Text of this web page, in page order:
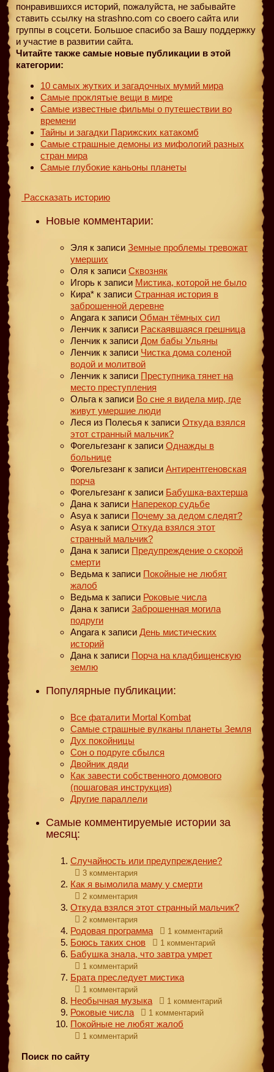
понравившихся историй, пожалуйста, не забывайте
ставить ссылку на strashno.com со своего сайта или
группы в соцсети. Большое спасибо за Вашу поддержку
и участие в развитии сайта.
Читайте также самые новые публикации в этой
категории:
10 самых жутких и загадочных мумий мира
Самые проклятые вещи в мире
Самые известные фильмы о путешествии во
времени
Тайны и загадки Парижских катакомб
Самые страшные демоны из мифологий разных
стран мира
Самые глубокие каньоны планеты
Рассказать историю
Новые комментарии:
Эля к записи Земные проблемы тревожат
умерших
Оля к записи Сквозняк
Игорь к записи Мистика, которой не было
Кира* к записи Странная история в
заброшенной деревне
Angara к записи Обман тёмных сил
Ленчик к записи Раскаявшаяся грешница
Ленчик к записи Дом бабы Ульяны
Ленчик к записи Чистка дома соленой
водой и молитвой
Ленчик к записи Преступника тянет на
место преступления
Ольга к записи Во сне я видела мир, где
живут умершие люди
Леся из Полесья к записи Откуда взялся
этот странный мальчик?
Фогельгезанг к записи Однажды в
больнице
Фогельгезанг к записи Антирентгеновская
порча
Фогельгезанг к записи Бабушка-вахтерша
Дана к записи Наперекор судьбе
Asya к записи Почему за дедом следят?
Asya к записи Откуда взялся этот
странный мальчик?
Дана к записи Предупреждение о скорой
смерти
Ведьма к записи Покойные не любят
жалоб
Ведьма к записи Роковые числа
Дана к записи Заброшенная могила
подруги
Angara к записи День мистических
историй
Дана к записи Порча на кладбищенскую
землю
Популярные публикации:
Все фаталити Mortal Kombat
Самые страшные вулканы планеты Земля
Дух покойницы
Сон о подруге сбылся
Двойник дяди
Как завести собственного домового
(пошаговая инструкция)
Другие параллели
Самые комментируемые истории за
месяц:
Случайность или предупреждение?
3 комментария
Как я вымолила маму у смерти
2 комментария
Откуда взялся этот странный мальчик?
2 комментария
Родовая программа 1 комментарий
Боюсь таких снов 1 комментарий
Бабушка знала, что завтра умрет
1 комментарий
Брата преследует мистика
1 комментарий
Необычная музыка 1 комментарий
Роковые числа 1 комментарий
Покойные не любят жалоб
1 комментарий
Поиск по сайту